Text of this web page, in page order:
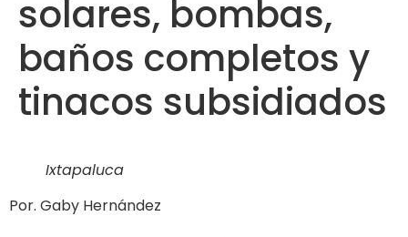
solares, bombas,
baños completos y
tinacos subsidiados
Ixtapaluca
Por. Gaby Hernández